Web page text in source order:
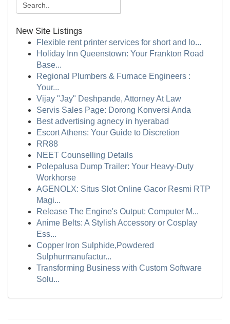
New Site Listings
Flexible rent printer services for short and lo...
Holiday Inn Queenstown: Your Frankton Road
Base...
Regional Plumbers & Furnace Engineers :
Your...
Vijay "Jay" Deshpande, Attorney At Law
Servis Sales Page: Dorong Konversi Anda
Best advertising agnecy in hyerabad
Escort Athens: Your Guide to Discretion
RR88
NEET Counselling Details
Polepalusa Dump Trailer: Your Heavy-Duty
Workhorse
AGENOLX: Situs Slot Online Gacor Resmi RTP
Magi...
Release The Engine's Output: Computer M...
Anime Belts: A Stylish Accessory or Cosplay
Ess...
Copper Iron Sulphide,Powdered
Sulphurmanufactur...
Transforming Business with Custom Software
Solu...